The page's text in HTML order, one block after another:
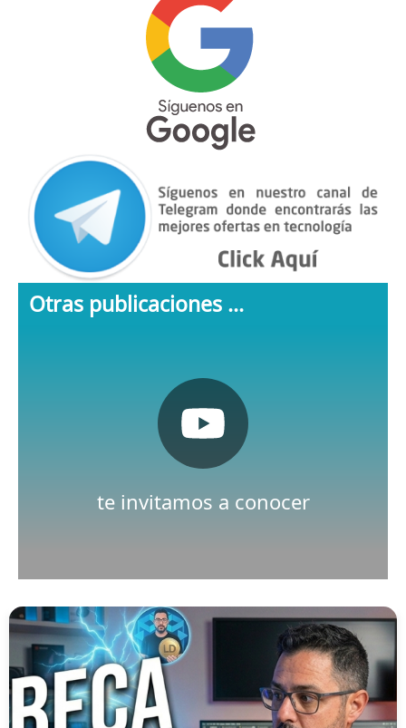
Otras publicaciones ...
te invitamos a conocer
Nuestro canal de Youtube
Pulsa aquí